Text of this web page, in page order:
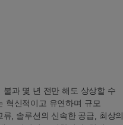
과 몇 년 전만 해도 상상할 수
혁신적이고 유연하며 규모
, 솔루션의 신속한 공급, 최상의